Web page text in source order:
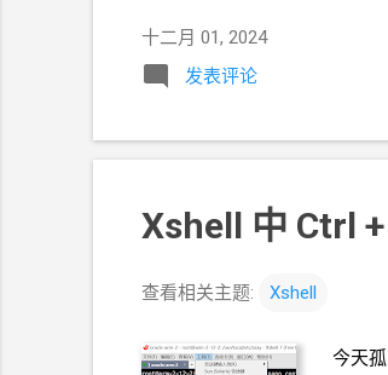
十二月 01, 2024
发表评论
Xshell 中 Ctrl
查看相关主题: Xshell
今天